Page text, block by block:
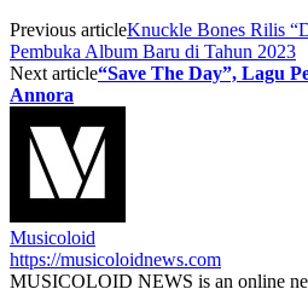
Previous articleKnuckle Bones Rilis
Pembuka Album Baru di Tahun 2023
Next article“Save The Day”, Lagu
Annora
Musicoloid
https://musicoloidnews.com
MUSICOLOID NEWS is an online